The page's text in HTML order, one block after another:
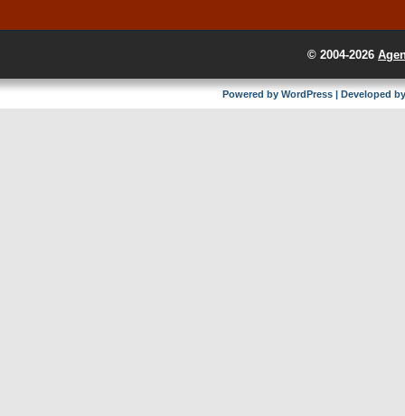
© 2004-2026
Powered by WordPress| Developed